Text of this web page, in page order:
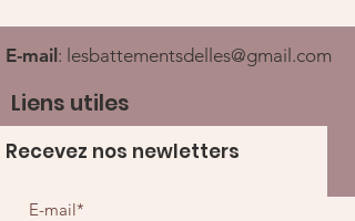
E-mail : lesbattementsdelles@gmail.com
Liens utiles
Recevez nos newletters